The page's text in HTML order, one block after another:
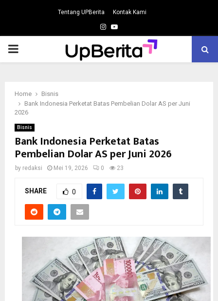
Tentang UPBerita Kontak Kami
Instagram
Youtube
PRIMARY
Home
Bisnis
Bank Indonesia Perketat Batas Pembelian Dolar AS per Juni
2026
Bisnis
Bank Indonesia Perketat Batas
Pembelian Dolar AS per Juni 2026
by redaksi Mei 19, 2026 0 23
SHARE 0